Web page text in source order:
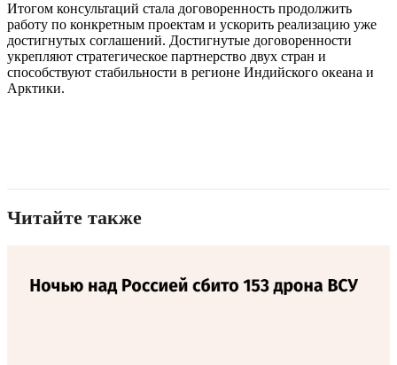
Итогом консультаций стала договоренность продолжить
работу по конкретным проектам и ускорить реализацию уже
достигнутых соглашений. Достигнутые договоренности
укрепляют стратегическое партнерство двух стран и
способствуют стабильности в регионе Индийского океана и
Арктики.
Читайте также